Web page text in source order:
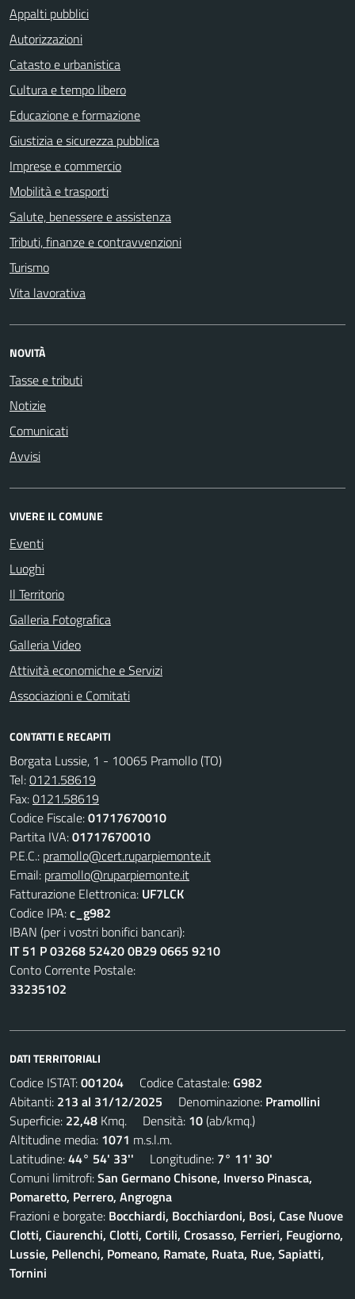
Appalti pubblici
Autorizzazioni
Catasto e urbanistica
Cultura e tempo libero
Educazione e formazione
Giustizia e sicurezza pubblica
Imprese e commercio
Mobilità e trasporti
Salute, benessere e assistenza
Tributi, finanze e contravvenzioni
Turismo
Vita lavorativa
NOVITÀ
Tasse e tributi
Notizie
Comunicati
Avvisi
VIVERE IL COMUNE
Eventi
Luoghi
Il Territorio
Galleria Fotografica
Galleria Video
Attività economiche e Servizi
Associazioni e Comitati
CONTATTI E RECAPITI
Borgata Lussie, 1 - 10065 Pramollo (TO)
Tel:0121.58619
Fax:0121.58619
Codice Fiscale:01717670010
Partita IVA:01717670010
P.E.C.: pramollo@cert.ruparpiemonte.it
Email: pramollo@ruparpiemonte.it
Fatturazione Elettronica: UF7LCK
Codice IPA:c_g982
IBAN (per i vostri bonifici bancari):
IT 51 P 03268 52420 0B29 0665 9210
Conto Corrente Postale:
33235102
DATI TERRITORIALI
Codice ISTAT:001204 Codice Catastale:G982
Abitanti: 213 al 31/12/2025 Denominazione: Pramollini
Superficie: 22,48 Kmq. Densità: 10(ab/kmq.)
Altitudine media: 1071 m.s.l.m.
Latitudine:44° 54' 33'' Longitudine: 7° 11' 30'
Comuni limitrofi:San Germano Chisone, Inverso Pinasca,
Pomaretto, Perrero, Angrogna
Frazioni e borgate: Bocchiardi, Bocchiardoni, Bosi, Case Nuove
Clotti, Ciaurenchi, Clotti, Cortili, Crosasso, Ferrieri, Feugiorno,
Lussie, Pellenchi, Pomeano, Ramate, Ruata, Rue, Sapiatti,
Tornini